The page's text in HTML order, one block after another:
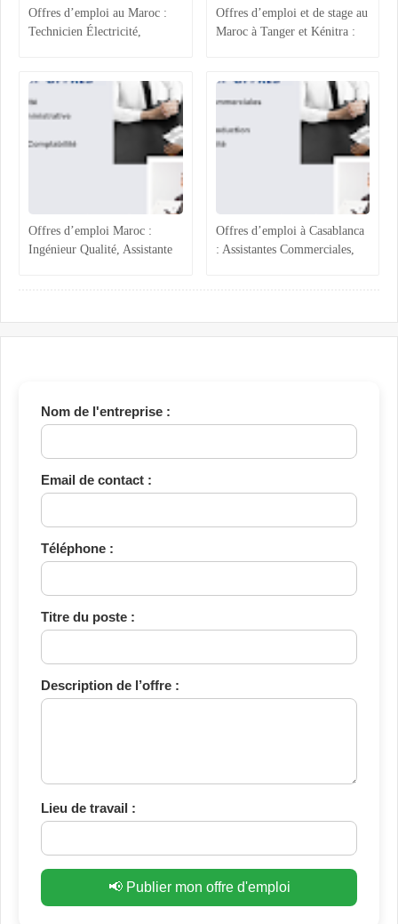
Offres d’emploi au Maroc :
Technicien Électricité,
Offres d’emploi et de stage au
Maroc à Tanger et Kénitra :
humaines et projets techniques
Offres d’emploi Maroc :
Ingénieur Qualité, Assistante
Offres d’emploi à Casablanca
: Assistantes Commerciales,
Nom de l'entreprise :
Email de contact :
Téléphone :
Titre du poste :
Description de l’offre :
Lieu de travail :
📢 Publier mon offre d'emploi